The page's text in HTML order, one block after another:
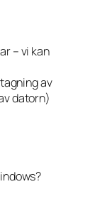
– vi kan
av
datorn)